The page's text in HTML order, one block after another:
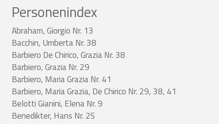
Personenindex
Abraham, Giorgio Nr. 13
Bacchin, Umberta Nr. 38
Barbiero De Chirico, Grazia Nr. 38
Barbiero, Grazia Nr. 29
Barbiero, Maria Grazia Nr. 41
Barbiero, Maria Grazia, De Chirico Nr. 29, 38, 41
Belotti Gianini, Elena Nr. 9
Benedikter, Hans Nr. 25